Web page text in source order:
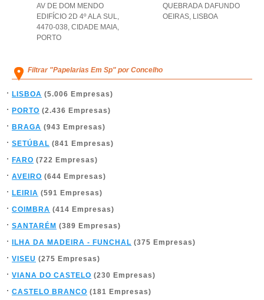
AV DE DOM MENDO
EDIFÍCIO 2D 4º ALA SUL,
4470-038, CIDADE MAIA,
PORTO
QUEBRADA DAFUNDO
OEIRAS, LISBOA
Filtrar "Papelarias Em Sp" por Concelho
LISBOA (5.006 Empresas)
PORTO (2.436 Empresas)
BRAGA (943 Empresas)
SETÚBAL (841 Empresas)
FARO (722 Empresas)
AVEIRO (644 Empresas)
LEIRIA (591 Empresas)
COIMBRA (414 Empresas)
SANTARÉM (389 Empresas)
ILHA DA MADEIRA - FUNCHAL (375 Empresas)
VISEU (275 Empresas)
VIANA DO CASTELO (230 Empresas)
CASTELO BRANCO (181 Empresas)